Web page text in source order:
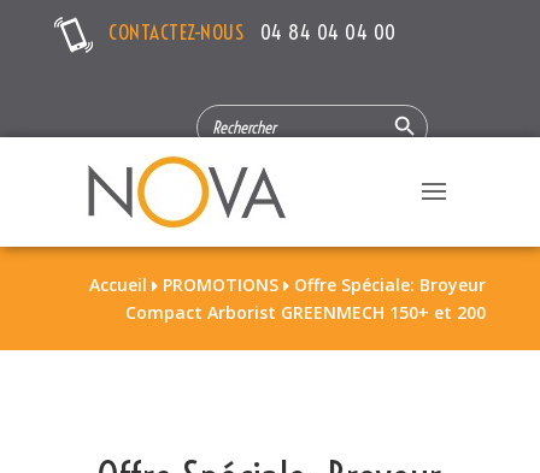
CONTACTEZ-NOUS 04 84 04 04 00
SEARCH
FOR:
Search Button
Accueil  PROMOTIONS  Offre Spéciale: Broyeur
Compact Arborist GREENMECH 150+ et 200